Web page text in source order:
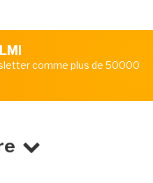
comme plus de 50000